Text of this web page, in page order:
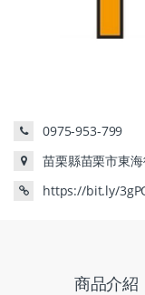
0975-953-799
苗栗縣苗栗市東
https://bit.ly/
商品介紹